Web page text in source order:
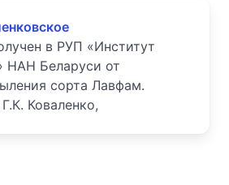
в РУП «Институт
НАН Беларуси от
сорта Лавфам.
Коваленко,